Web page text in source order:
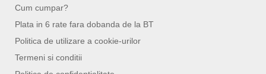
Cum cumpar?
Plata in 6 rate fara dobanda de la BT
Politica de utilizare a cookie-urilor
Termeni si conditii